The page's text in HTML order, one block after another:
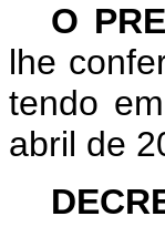
O
lhe
tendo
abril de